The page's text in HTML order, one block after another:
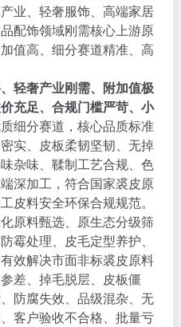
业、轻奢服饰、高端家居
配饰领域刚需核心上游原
值高、细分赛道精准、高
轻奢产业刚需、附加值极
充足、合规门槛严苛、小
细分赛道，核心品质标准
实、皮板柔韧坚韧、无掉
杂味、鞣制工艺合规、色
深加工，符合国家裘皮原
皮料安全环保合规规范。
原料甄选、原生态分级筛
霉处理、皮毛定型养护、
效解决市面非标裘皮原料
差、掉毛脱层、皮板僵
防腐失效、品级混杂、无
客户验收不合格、批量亏